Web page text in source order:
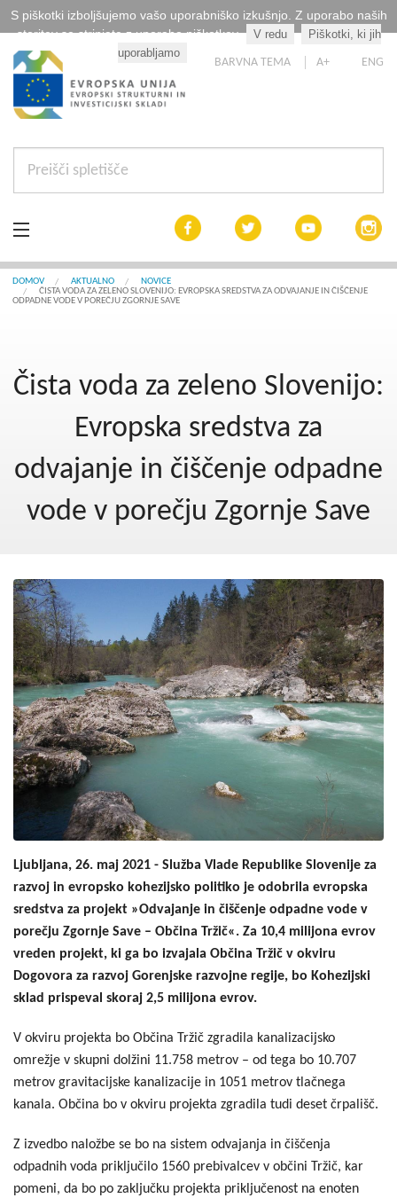
S piškotki izboljšujemo vašo uporabniško izkušnjo. Z uporabo naših
storitev se strinjate z uporabo piškotkov.
V redu
Piškotki, ki jih
uporabljamo
BARVNA TEMA A+ ENG
Aktualno
Kohezija do 2020
Seznam projektov
Blog
DOMOV AKTUALNO
NOVICE
ČISTA VODA ZA ZELENO SLOVENIJO: EVROPSKA SREDSTVA ZA ODVAJANJE IN ČIŠČENJE
ODPADNE VODE V POREČJU ZGORNJE SAVE
Čista voda za zeleno Slovenijo:
Evropska sredstva za
odvajanje in čiščenje odpadne
vode v porečju Zgornje Save
Ljubljana, 26. maj 2021 - Služba Vlade Republike Slovenije za
razvoj in evropsko kohezijsko politiko je odobrila evropska
sredstva za projekt »Odvajanje in čiščenje odpadne vode v
porečju Zgornje Save – Občina Tržič«. Za 10,4 milijona evrov
vreden projekt, ki ga bo izvajala Občina Tržič v okviru
Dogovora za razvoj Gorenjske razvojne regije, bo Kohezijski
sklad prispeval skoraj 2,5 milijona evrov.
V okviru projekta bo Občina Tržič zgradila kanalizacijsko
omrežje v skupni dolžini 11.758 metrov – od tega bo 10.707
metrov gravitacijske kanalizacije in 1051 metrov tlačnega
kanala. Občina bo v okviru projekta zgradila tudi deset črpališč.
Z izvedbo naložbe se bo na sistem odvajanja in čiščenja
odpadnih voda priključilo 1560 prebivalcev v občini Tržič, kar
pomeni, da bo po zaključku projekta priključenost na enoten